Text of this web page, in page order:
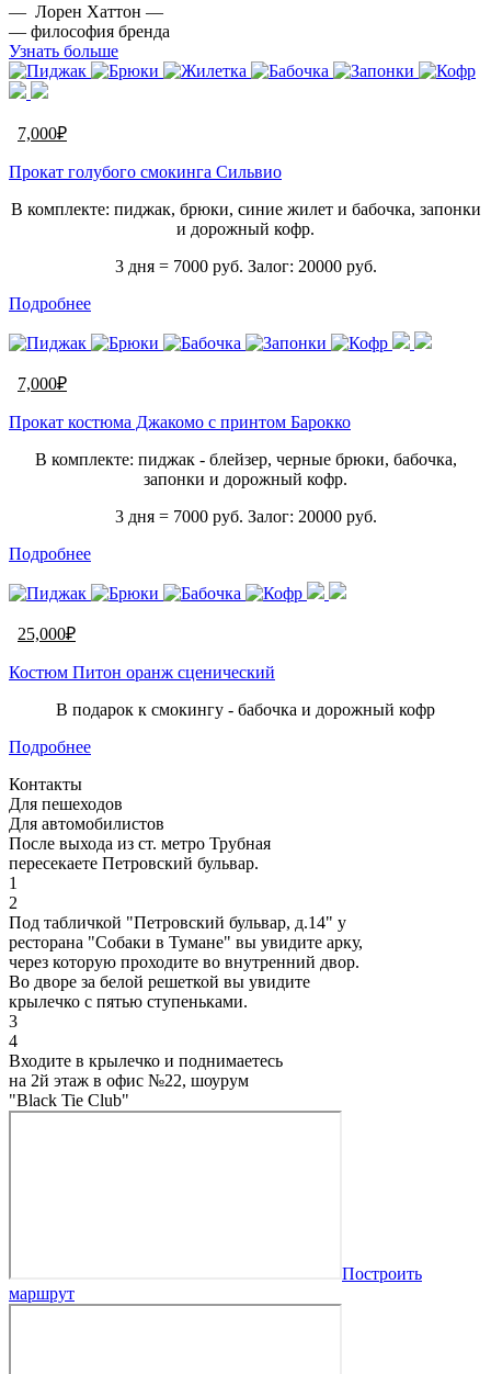
— Лорен Хаттон —
— философия бренда
Узнать больше
7,000₽
Прокат голубого смокинга Сильвио
В комплекте: пиджак, брюки, синие жилет и бабочка, запонки
и дорожный кофр.
3 дня = 7000 руб. Залог: 20000 руб.
Подробнее
7,000₽
Прокат костюма Джакомо с принтом Барокко
В комплекте: пиджак - блейзер, черные брюки, бабочка,
запонки и дорожный кофр.
3 дня = 7000 руб. Залог: 20000 руб.
Подробнее
25,000₽
Костюм Питон оранж сценический
В подарок к смокингу - бабочка и дорожный кофр
Подробнее
Контакты
Для пешеходов
Для автомобилистов
После выхода из ст. метро Трубная
пересекаете Петровский бульвар.
1
2
Под табличкой "Петровский бульвар, д.14" у
ресторана "Собаки в Тумане" вы увидите арку,
через которую проходите во внутренний двор.
Во дворе за белой решеткой вы увидите
крылечко с пятью ступеньками.
3
4
Входите в крылечко и поднимаетесь
на 2й этаж в офис №22, шоурум
"Black Tie Club"
Построить
маршрут